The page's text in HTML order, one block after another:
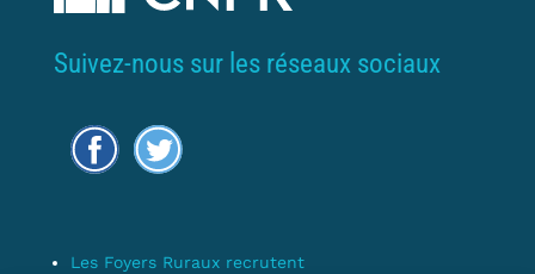
Suivez-nous sur les réseaux sociaux
Les Foyers Ruraux recrutent